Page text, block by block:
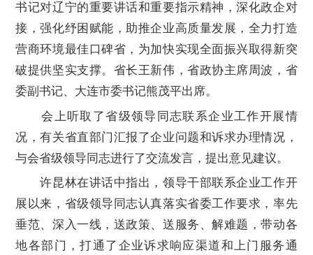
书记对辽宁的重要讲话和重要指示精神，深化政企对
接，强化纾困赋能，助推企业高质量发展，全力打造
营商环境最佳口碑省，为加快实现全面振兴取得新突
破提供坚实支撑。省长王新伟，省政协主席周波，省
委副书记、大连市委书记熊茂平出席。
会上听取了省级领导同志联系企业工作开展情
况，有关省直部门汇报了企业问题和诉求办理情况，
与会省级领导同志进行了交流发言，提出意见建议。
许昆林在讲话中指出，领导干部联系企业工作开
展以来，省级领导同志认真落实省委工作要求，率先
垂范、深入一线，送政策、送服务、解难题，带动各
地各部门，打通了企业诉求响应渠道和上门服务通